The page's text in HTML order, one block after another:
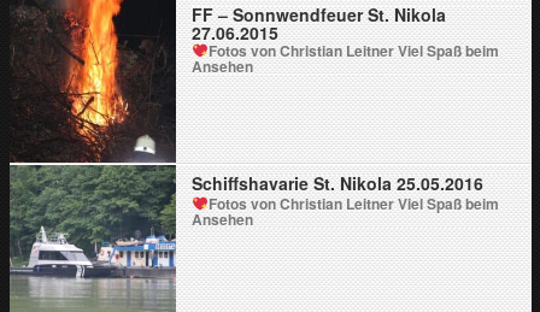
FF – Sonnwendfeuer St. Nikola
27.06.2015
Fotos von Christian LeitnerViel Spaß beim
Ansehen
Schiffshavarie St. Nikola 25.05.2016
Fotos von Christian LeitnerViel Spaß beim
Ansehen